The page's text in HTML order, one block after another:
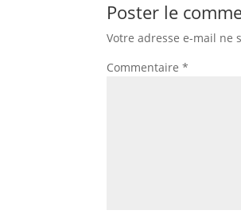
Poster le
Votre adresse e-mail ne
Commentaire*